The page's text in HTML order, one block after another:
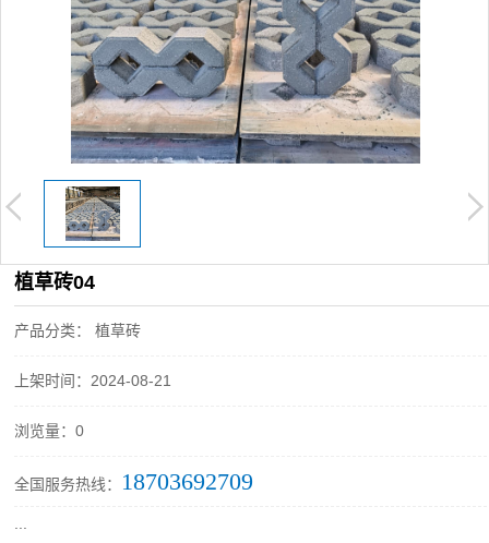
植草砖04
产品分类： 植草砖
上架时间：2024-08-21
浏览量：0
全国服务热线： 18703692709